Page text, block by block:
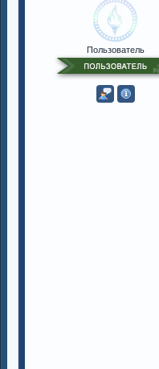
Пользователь